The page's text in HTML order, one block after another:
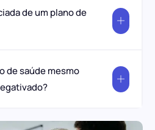
de um plano de
de saúde mesmo